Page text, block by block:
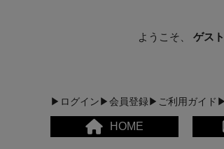
ようこそ、 ゲス
▶ログイン▶会員登録▶ご利用ガイド
HOME